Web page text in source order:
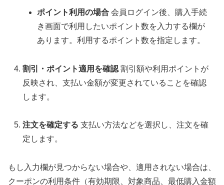
ポイント利用の場合 会員ログイン後、購入手続
き画面で利用したいポイント数を入力する欄が
あります。利用するポイント数を指定します。
割引・ポイント適用を確認 割引額や利用ポイントが
反映され、支払い金額が変更されていることを確認
します。
注文を確定する 支払い方法などを選択し、注文を確
定します。
もし入力欄が見つからない場合や、適用されない場合は、
クーポンの利用条件（有効期限、対象商品、最低購入金額